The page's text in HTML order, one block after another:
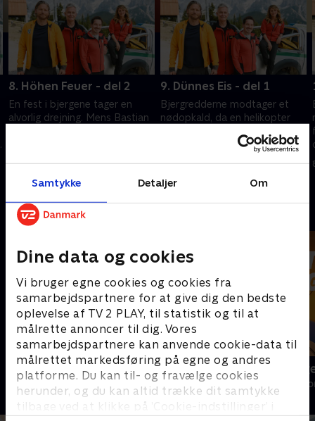
Samtykke Detaljer Om
Dine data og cookies
Vi bruger egne cookies og cookies fra
samarbejdspartnere for at give dig den bedste
oplevelse af TV 2 PLAY, til statistik og til at
målrette annoncer til dig. Vores
samarbejdspartnere kan anvende cookie-data til
målrettet markedsføring på egne og andres
platforme. Du kan til- og fravælge cookies
herunder, og du kan altid trække dit samtykke
tilbage ved at klikke på ’Cookie-indstillinger’ i
8. Höhen Feuer - del 2
En fest i bjergene tager en
alvorlig drejning. Mens Bastian
4. april 2025 • 43 min
9. Dünnes Eis - del 1
Bjergredderne modtager et
nødopkald, da en helikopter
opdager, at det er Michis fly,
7. april 2025 • 43 min
Andre så også
Bjerglægen
Drama • 18 sæsoner
Luftens
Drama • 3